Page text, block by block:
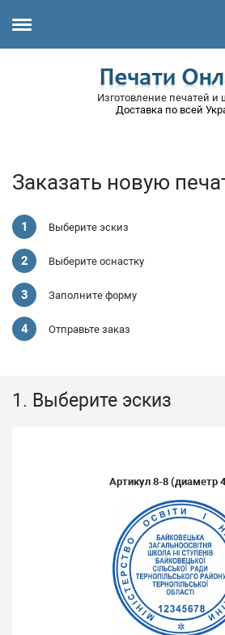
Изготовление печатей и
Доставка по всей
Заказать новую
Выберите эскиз
Выберите оснастку
Заполните форму
Отправьте заказ
1. Выберите эскиз
Артикул 8-8(диаметр